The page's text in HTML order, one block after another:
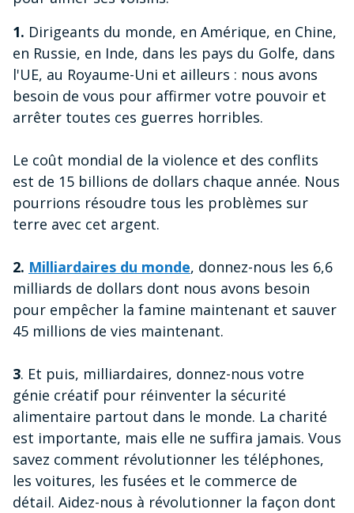
1. Dirigeants du monde, en Amérique, en Chine,
en Russie, en Inde, dans les pays du Golfe, dans
l'UE, au Royaume-Uni et ailleurs : nous avons
besoin de vous pour affirmer votre pouvoir et
arrêter toutes ces guerres horribles.
Le coût mondial de la violence et des conflits
est de 15 billions de dollars chaque année. Nous
pourrions résoudre tous les problèmes sur
terre avec cet argent.
2. Milliardaires du monde, donnez-nous les 6,6
milliards de dollars dont nous avons besoin
pour empêcher la famine maintenant et sauver
45 millions de vies maintenant.
3. Et puis, milliardaires, donnez-nous votre
génie créatif pour réinventer la sécurité
alimentaire partout dans le monde. La charité
est importante, mais elle ne suffira jamais. Vous
savez comment révolutionner les téléphones,
les voitures, les fusées et le commerce de
détail. Aidez-nous à révolutionner la façon dont